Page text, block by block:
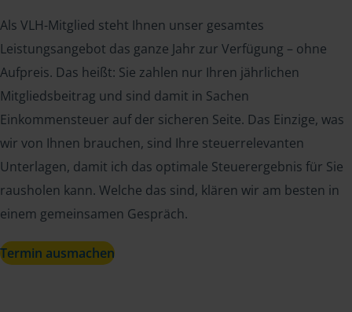
Als VLH-Mitglied steht Ihnen unser gesamtes
Leistungsangebot das ganze Jahr zur Verfügung – ohne
Aufpreis. Das heißt: Sie zahlen nur Ihren jährlichen
Mitgliedsbeitrag und sind damit in Sachen
Einkommensteuer auf der sicheren Seite. Das Einzige, was
wir von Ihnen brauchen, sind Ihre steuerrelevanten
Unterlagen, damit ich das optimale Steuerergebnis für Sie
rausholen kann. Welche das sind, klären wir am besten in
einem gemeinsamen Gespräch.
Termin ausmachen